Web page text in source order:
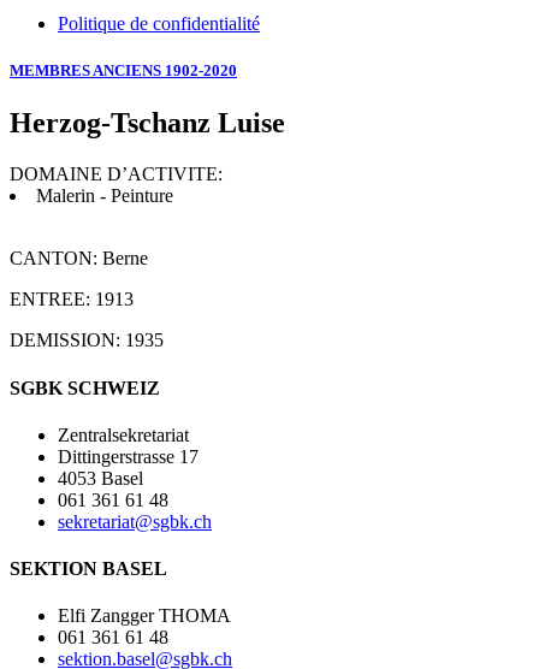
Politique de confidentialité
MEMBRES ANCIENS 1902-2020
Herzog-Tschanz Luise
DOMAINE D’ACTIVITE:
Malerin - Peinture
CANTON: Berne
ENTREE: 1913
DEMISSION: 1935
SGBK SCHWEIZ
Zentralsekretariat
Dittingerstrasse 17
4053 Basel
061 361 61 48
sekretariat@sgbk.ch
SEKTION BASEL
Elfi Zangger THOMA
061 361 61 48
sektion.basel@sgbk.ch